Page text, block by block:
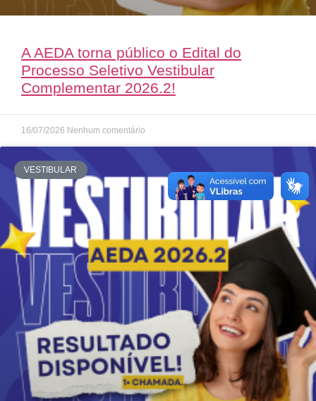
A AEDA torna público o Edital do
Processo Seletivo Vestibular
Complementar 2026.2!
16/07/2026 Nenhum comentário
VESTIBULAR